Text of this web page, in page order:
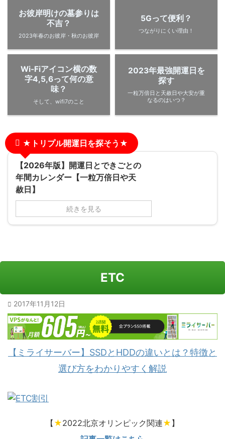
お彼岸明けの墓参りは
不吉？
2023年春のお彼岸・秋のお彼岸
5Gって便利？
つながりにくい理由！
Wi-Fiアイコン横の数
字4,5,6って何の意
味？
そして、wifi7のこと
2023年最強開運日を
探す
一粒万倍日と天赦日や大安が重
なるのはいつ？
★トリプル開運日を探そう★
【2026年版】開運日とできごとの
年間カレンダー【一粒万倍日や天
赦日】
続きを見る
ETC
2017年11月12日
【ミライサーバー】SSDとHDDの違いとは？特徴と
選び方をわかりやすく解説
【 ★2022北京オリンピック関連★ 】